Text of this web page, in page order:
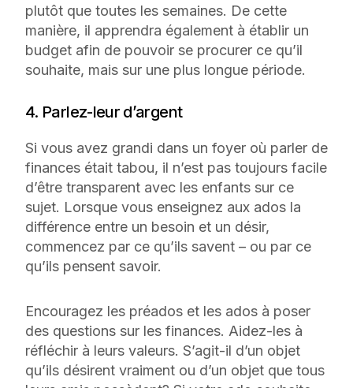
plutôt que toutes les semaines. De cette
manière, il apprendra également à établir un
budget afin de pouvoir se procurer ce qu’il
souhaite, mais sur une plus longue période.
4. Parlez-leur d’argent
Si vous avez grandi dans un foyer où parler de
finances était tabou, il n’est pas toujours facile
d’être transparent avec les enfants sur ce
sujet. Lorsque vous enseignez aux ados la
différence entre un besoin et un désir,
commencez par ce qu’ils savent – ou par ce
qu’ils pensent savoir.
Encouragez les préados et les ados à poser
des questions sur les finances. Aidez-les à
réfléchir à leurs valeurs. S’agit-il d’un objet
qu’ils désirent vraiment ou d’un objet que tous